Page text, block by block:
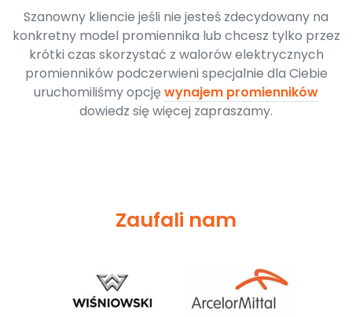
Szanowny kliencie jeśli nie jesteś zdecydowany na
konkretny model promiennika lub chcesz tylko przez
krótki czas skorzystać z walorów elektrycznych
promienników podczerwieni specjalnie dla Ciebie
uruchomiliśmy opcjęwynajem promienników
dowiedz się więcej zapraszamy.
Zaufali nam